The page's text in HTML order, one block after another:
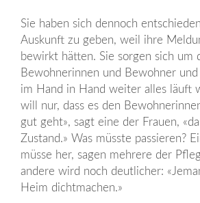
Sie haben sich dennoch
Auskunft zu geben, weil ihre
bewirkt hätten. Sie sorgen sich um
Bewohnerinnen und Bewohner
im Hand in Hand weiter alles läuft
will nur, dass es den
gut geht», sagt eine der Frauen,
Zustand.» Was müsste passieren?
müsse her, sagen mehrere der
andere wird noch deutlicher:
Heim dichtmachen.»